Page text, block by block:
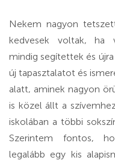
Nekem nagyon
kedvesek voltak, ha
mindig segítettek és
új tapasztalatot és
alatt, aminek nagyon
is közel állt a
iskolában a többi
Szerintem fontos,
legalább egy kis